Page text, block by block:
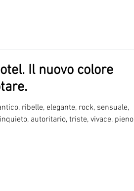
Il nuovo colore
ribelle, elegante, rock, sensuale,
autoritario, triste, vivace, pieno